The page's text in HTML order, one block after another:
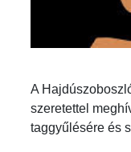
A
szeretettel
taggyűlésére és